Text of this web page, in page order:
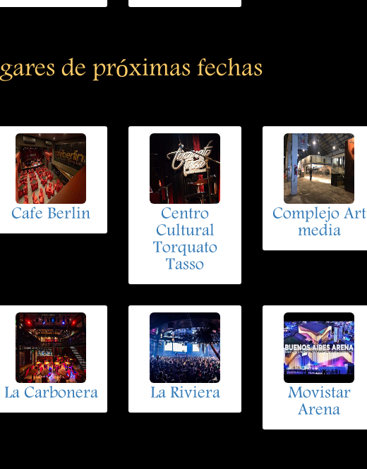
de próximas fechas
Cafe Berlin
Centro
Cultural
Torquato
Tasso
Complejo Art
media
La Carbonera La Riviera
Movistar
Arena